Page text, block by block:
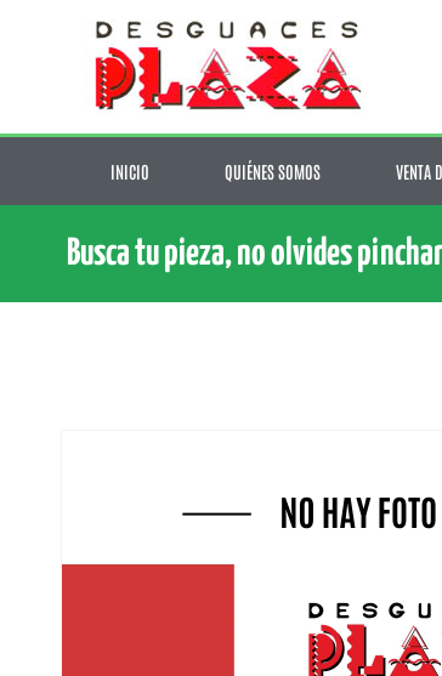
INICIO QUIÉNES SOMOS VENTA
Busca tu pieza, no olvides